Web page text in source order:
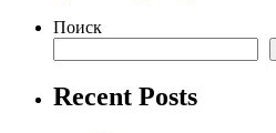
Поиск
Recent Posts